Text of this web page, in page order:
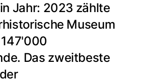
Jahr: 2023 zählte
Museum
Das zweitbeste